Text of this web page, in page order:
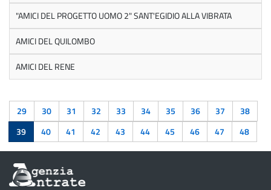
"AMICI DEL PROGETTO UOMO 2" SANT'EGIDIO ALLA VIBRATA
AMICI DEL QUILOMBO
AMICI DEL RENE
29 30 31 32 33 34 35 36 37
38
39
40 41 42 43 44 45 46 47 48
Informazioni
sul